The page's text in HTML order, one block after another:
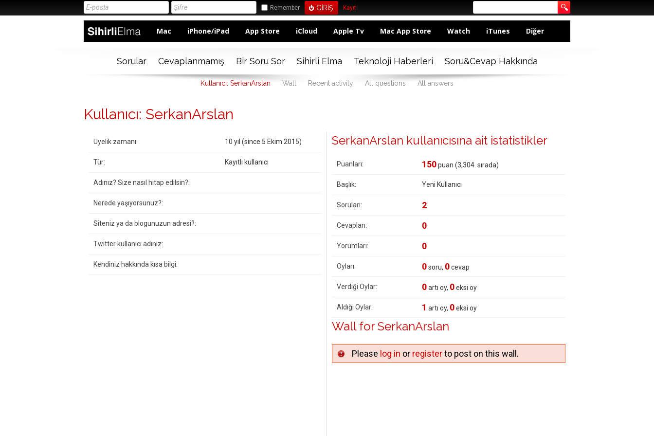
Remember Kayıt
Mac iPhone/iPad App Store iCloud Apple Tv Mac App Store Watch iTunes Diğer
Sorular Cevaplanmamış Bir Soru Sor Sihirli Elma Teknoloji Haberleri Soru&Cevap Hakkında
Kullanıcı: SerkanArslan Wall Recent activity All questions All answers
Kullanıcı: SerkanArslan
Üyelik zamanı: 10 yıl (since 5 Ekim 2015)
Tür: Kayıtlı kullanıcı
Adınız? Size nasıl hitap edilsin?:
Nerede yaşıyorsunuz?:
Siteniz ya da blogunuzun adresi?:
Twitter kullanıcı adınız:
Kendiniz hakkında kısa bilgi:
SerkanArslan kullanıcısına ait istatistikler
Puanları: 150puan (3,304 . sırada)
Başlık: Yeni Kullanıcı
Soruları: 2
Cevapları: 0
Yorumları: 0
Oyları: 0soru, 0cevap
Verdiği Oylar: 0artı oy, 0eksi oy
Aldığı Oylar: 1 artı oy, 0eksi oy
Wall for SerkanArslan
Please log in or registerto post on this wall.